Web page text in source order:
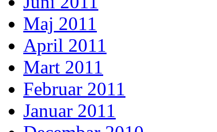
Maj 2011
April 2011
Mart 2011
Februar 2011
Januar 2011